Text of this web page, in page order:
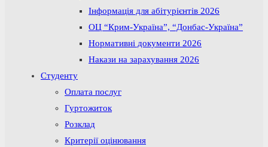
Інформація для абітурієнтів 2026
ОЦ “Крим-Україна”, “Донбас-Україна”
Нормативні документи 2026
Накази на зарахування 2026
Студенту
Оплата послуг
Гуртожиток
Розклад
Критерії оцінювання